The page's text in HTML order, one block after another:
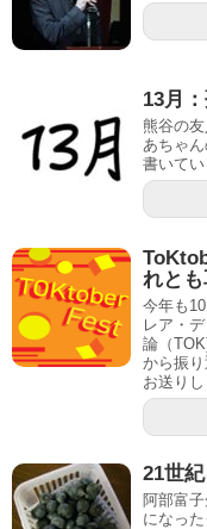
13月
熊谷の
あちゃ
書いてい
れとも
今年も
レア・
論（
から振
お送りし
21世
阿部富
になっ